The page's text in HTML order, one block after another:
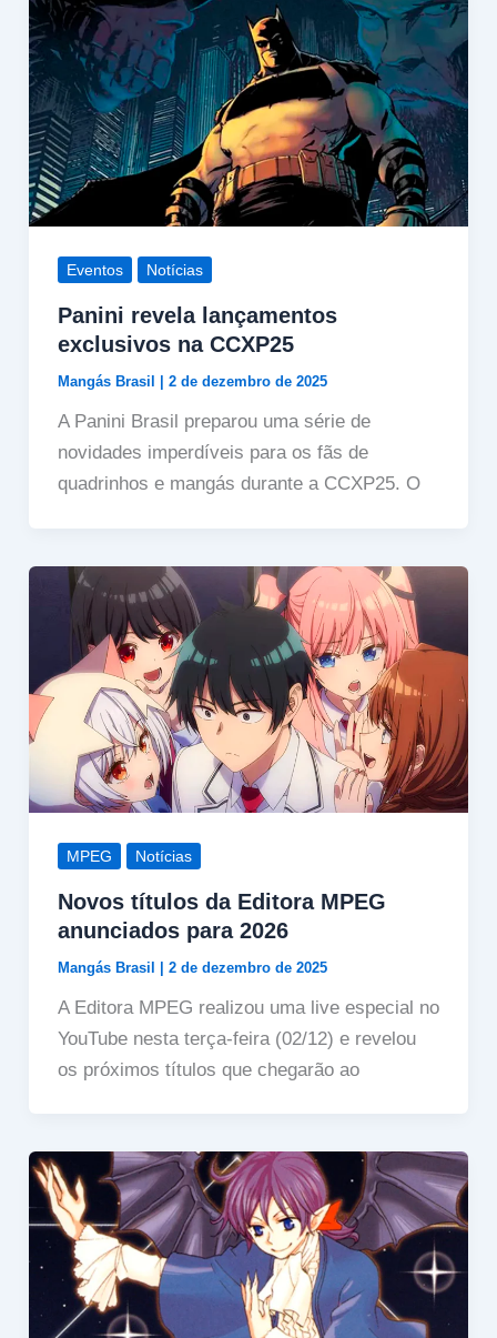
Eventos Notícias
Panini revela lançamentos
exclusivos na CCXP25
Mangás Brasil 2 de dezembro de 2025
A Panini Brasil preparou uma série de
novidades imperdíveis para os fãs de
quadrinhos e mangás durante a CCXP25. O
MPEG Notícias
Novos títulos da Editora MPEG
anunciados para 2026
Mangás Brasil | 2 de dezembro de 2025
A Editora MPEG realizou uma live especial no
YouTube nesta terça-feira (02/12) e revelou
os próximos títulos que chegarão ao